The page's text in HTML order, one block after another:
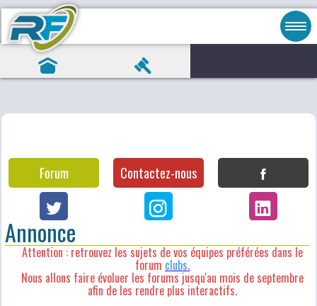
Forum Contactez-nous
Annonce
Attention : retrouvez les sujets de vos équipes préférées dans le
forum clubs.
Nous allons faire évoluer les forums jusqu'au mois de septembre
afin de les rendre plus interactifs.